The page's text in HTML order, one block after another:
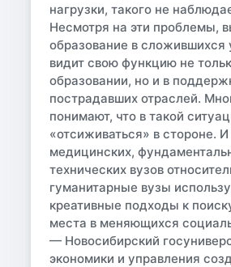
нагрузки, такого не
Несмотря на эти проблемы,
образование в сложившихся
видит свою функцию не
образовании, но и в
пострадавших отраслей.
понимают, что в такой
«отсиживаться» в стороне.
медицинских,
технических вузов
гуманитарные вузы
креативные подходы к
места в меняющихся
— Новосибирский
экономики и управления